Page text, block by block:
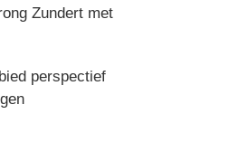
Zundert met
perspectief